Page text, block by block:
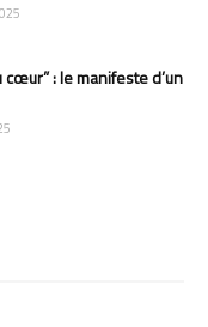
cœur” : le manifeste d’un